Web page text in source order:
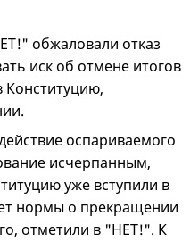
обжаловали отказ
иск об отмене итогов
Конституцию,
оспариваемого
исчерпанным,
уже вступили в
нормы о прекращении
отметили в "НЕТ!". К